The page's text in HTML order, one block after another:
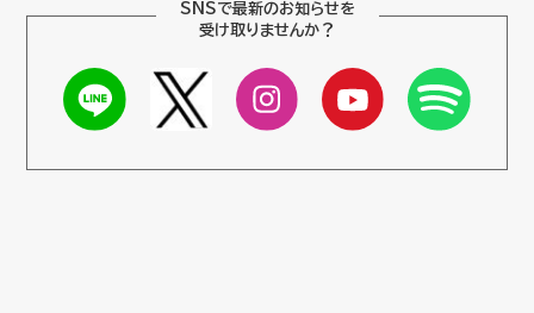
SNSで最新のお知らせを
受け取りませんか？